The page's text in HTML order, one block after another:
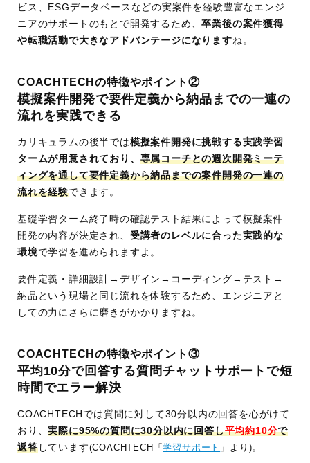
学
習
期
3ヶ月〜12ヶ月
(プランにより異なる)
学
習
形
式
完全オンライン
学
習
言
語
HTML/CSS/PHP/Laravel/JavaScript/MySQL な
ど
学
習
内
容
フロントエンド開発/データベース設計/バックエン
ド構築/模擬案件開発/実案件開発(COACHTECH Pr
o) など
サ
ー
ト
質問チャットサポートで平均10分以内に回答
ク
ポートフォリオ添削とクラウドソーシング自己
紹介文添削
半永久的に在籍可能なCOACHTECHコミュニ
ティ など
ビス、ESGデータベースなどの実案件を経験豊富なエンジ
ニアのサポートのもとで開発するため、卒業後の案件獲得
や転職活動で大きなアドバンテージになりますね。
COACHTECHの特徴やポイント②
模擬案件開発で要件定義から納品までの一連の
流れを実践できる
カリキュラムの後半では模擬案件開発に挑戦する実践学習
タームが用意されており、 専属コーチとの週次開発ミーテ
ィングを通して要件定義から納品までの案件開発の一連の
流れを経験できます。
基礎学習ターム終了時の確認テスト結果によって模擬案件
開発の内容が決定され、 受講者のレベルに合った実践的な
環境で学習を進められますよ。
要件定義・詳細設計→デザイン→コーディング→テスト→
納品という現場と同じ流れを体験するため、エンジニアと
しての力にさらに磨きがかかりますね。
COACHTECHの特徴やポイント③
平均10分で回答する質問チャットサポートで短
時間でエラー解決
COACHTECHでは質問に対して30分以内の回答を心がけて
おり、実際に95%の質問に30分以内に回答し平均約10分で
返答しています(COACHTECH「学習サポート 」より)。